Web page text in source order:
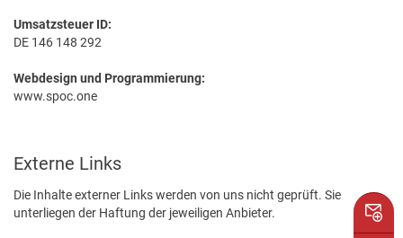
Umsatzsteuer ID:
DE 146 148 292
Webdesign und Programmierung:
www.spoc.one
Externe Links
Die Inhalte externer Links werden von uns nicht geprüft. Sie
unterliegen der Haftung der jeweiligen Anbieter.